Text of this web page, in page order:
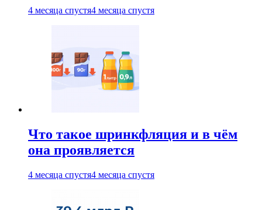
4 месяца спустя4 месяца спустя
Что такое шринкфляция и в чём
она проявляется
4 месяца спустя4 месяца спустя